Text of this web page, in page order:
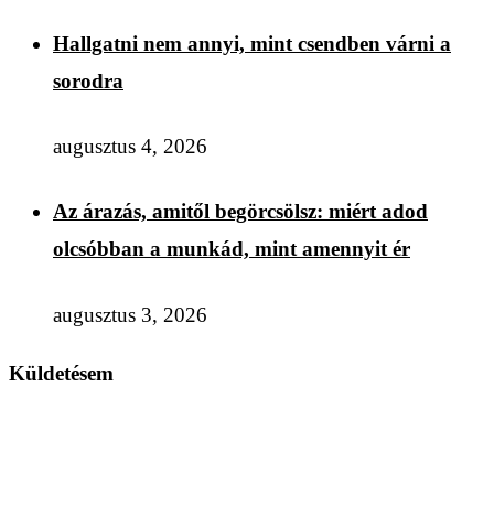
Hallgatni nem annyi, mint csendben várni a
sorodra
augusztus 4, 2026
Az árazás, amitől begörcsölsz: miért adod
olcsóbban a munkád, mint amennyit ér
augusztus 3, 2026
Küldetésem